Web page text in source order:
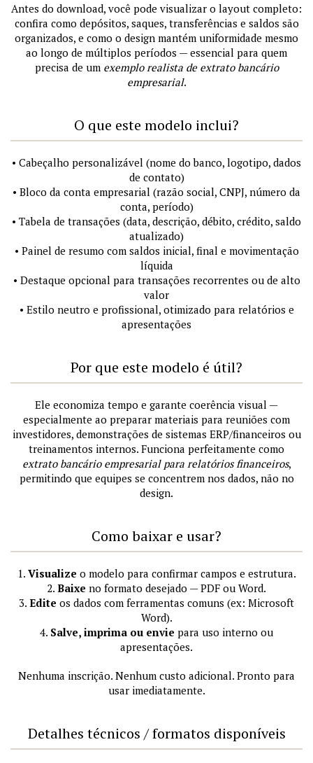
Antes do download, você pode visualizar o layout completo:
confira como depósitos, saques, transferências e saldos são
organizados, e como o design mantém uniformidade mesmo
ao longo de múltiplos períodos — essencial para quem
precisa de um exemplo realista de extrato bancário
empresarial.
O que este modelo inclui?
• Cabeçalho personalizável (nome do banco, logotipo, dados
de contato)
• Bloco da conta empresarial (razão social, CNPJ, número da
conta, período)
• Tabela de transações (data, descrição, débito, crédito, saldo
atualizado)
• Painel de resumo com saldos inicial, final e movimentação
líquida
• Destaque opcional para transações recorrentes ou de alto
valor
• Estilo neutro e profissional, otimizado para relatórios e
apresentações
Por que este modelo é útil?
Ele economiza tempo e garante coerência visual —
especialmente ao preparar materiais para reuniões com
investidores, demonstrações de sistemas ERP/financeiros ou
treinamentos internos. Funciona perfeitamente como
extrato bancário empresarial para relatórios financeiros,
permitindo que equipes se concentrem nos dados, não no
design.
Como baixar e usar?
1. Visualize o modelo para confirmar campos e estrutura.
2. Baixe no formato desejado — PDF ou Word.
3. Edite os dados com ferramentas comuns (ex: Microsoft
Word).
4. Salve, imprima ou envie para uso interno ou
apresentações.
Nenhuma inscrição. Nenhum custo adicional. Pronto para
usar imediatamente.
Detalhes técnicos / formatos disponíveis